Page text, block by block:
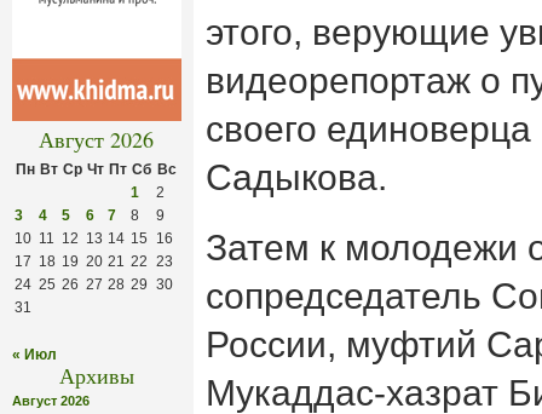
Август 2026
Пн Вт Ср Чт Пт Сб Вс
1
2
3
4 5 6 7 8
9
10 11 12 13 14 15
16
17 18 19 20 21 22 23
24 25 26 27 28 29 30
31
« Июл
Архивы
Август 2026
этого, верующие
видеорепортаж о
своего
Садыкова.
Затем к молодежи
сопредседатель
России, муфтий
Мукаддас-хазрат